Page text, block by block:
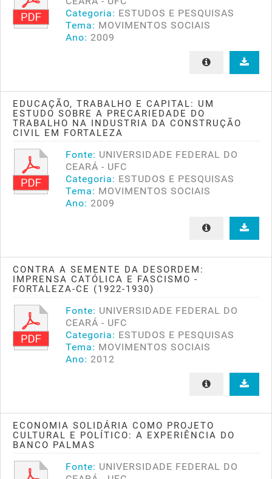
Categoria: ESTUDOS E PESQUISAS
Tema: MOVIMENTOS SOCIAIS
Ano: 2009
EDUCAÇÃO, TRABALHO E CAPITAL: UM
ESTUDO SOBRE A PRECARIEDADE DO
TRABALHO NA INDUSTRIA DA CONSTRUÇÃO
CIVIL EM FORTALEZA
Fonte: UNIVERSIDADE FEDERAL DO
CEARÁ - UFC
Categoria: ESTUDOS E PESQUISAS
Tema: MOVIMENTOS SOCIAIS
Ano: 2009
CONTRA A SEMENTE DA DESORDEM:
IMPRENSA CATÓLICA E FASCISMO -
FORTALEZA-CE (1922-1930)
Fonte: UNIVERSIDADE FEDERAL DO
CEARÁ - UFC
Categoria: ESTUDOS E PESQUISAS
Tema: MOVIMENTOS SOCIAIS
Ano: 2012
ECONOMIA SOLIDÁRIA COMO PROJETO
CULTURAL E POLÍTICO: A EXPERIÊNCIA DO
BANCO PALMAS
Fonte: UNIVERSIDADE FEDERAL DO